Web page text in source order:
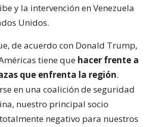
y la intervención en Venezuela
Unidos.
de acuerdo con Donald Trump,
tiene que hacer frente a
que enfrenta la región.
en una coalición de seguridad
nuestro principal socio
negativo para nuestros